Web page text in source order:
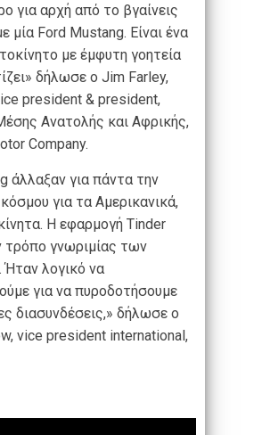
για αρχή από το βγαίνεις
μία Ford Mustang. Είναι ένα
με έμφυτη γοητεία
δήλωσε ο Jim Farley,
president & president,
Ανατολής και Αφρικής,
Company.
άλλαξαν για πάντα την
για τα Αμερικανικά,
Η εφαρμογή Tinder
τρόπο γνωριμίας των
λογικό να
για να πυροδοτήσουμε
διασυνδέσεις,» δήλωσε ο
vice president international,